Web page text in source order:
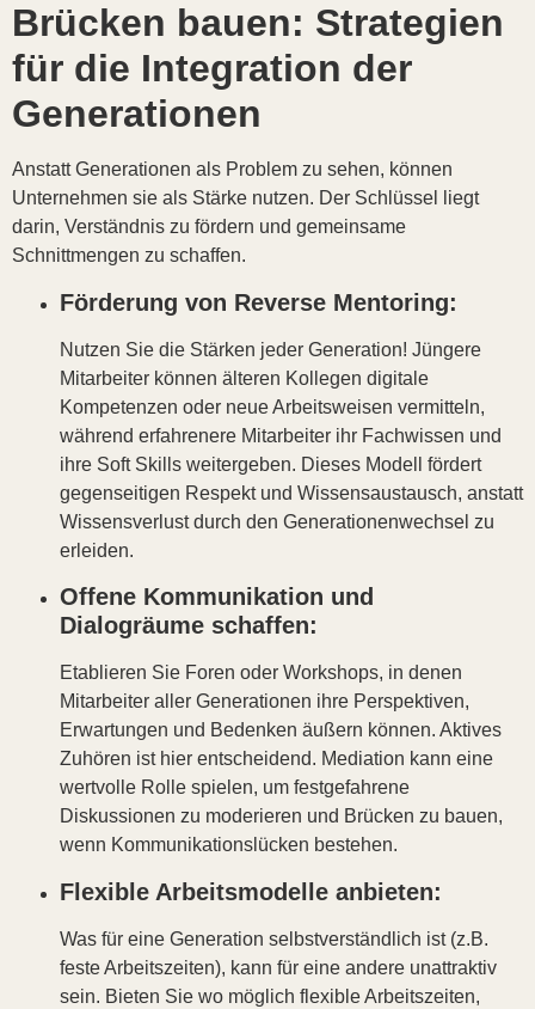
Brücken bauen: Strategien
für die Integration der
Generationen
Anstatt Generationen als Problem zu sehen, können
Unternehmen sie als Stärke nutzen. Der Schlüssel liegt
darin, Verständnis zu fördern und gemeinsame
Schnittmengen zu schaffen.
Förderung von Reverse Mentoring:
Nutzen Sie die Stärken jeder Generation! Jüngere
Mitarbeiter können älteren Kollegen digitale
Kompetenzen oder neue Arbeitsweisen vermitteln,
während erfahrenere Mitarbeiter ihr Fachwissen und
ihre Soft Skills weitergeben. Dieses Modell fördert
gegenseitigen Respekt und Wissensaustausch, anstatt
Wissensverlust durch den Generationenwechsel zu
erleiden.
Offene Kommunikation und
Dialogräume schaffen:
Etablieren Sie Foren oder Workshops, in denen
Mitarbeiter aller Generationen ihre Perspektiven,
Erwartungen und Bedenken äußern können. Aktives
Zuhören ist hier entscheidend. Mediation kann eine
wertvolle Rolle spielen, um festgefahrene
Diskussionen zu moderieren und Brücken zu bauen,
wenn Kommunikationslücken bestehen.
Flexible Arbeitsmodelle anbieten:
Was für eine Generation selbstverständlich ist (z.B.
feste Arbeitszeiten), kann für eine andere unattraktiv
sein. Bieten Sie wo möglich flexible Arbeitszeiten,